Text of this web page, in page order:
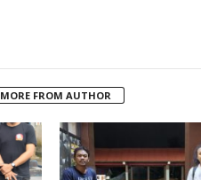
MORE FROM AUTHOR